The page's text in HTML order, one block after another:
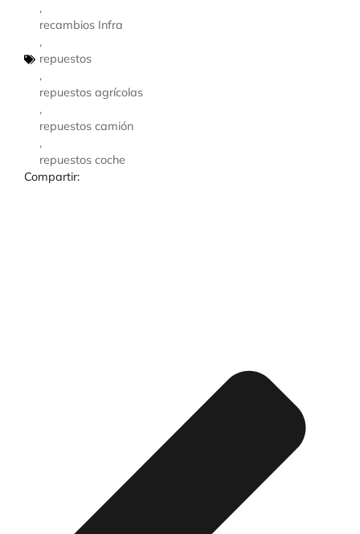
,
recambios Infra
,
repuestos
,
repuestos agrícolas
,
repuestos camión
,
repuestos coche
Compartir: